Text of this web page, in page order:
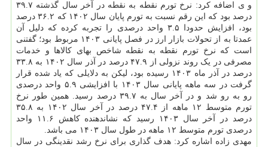
و ی اضافه کرد: نرخ تورم نقطه به نقطه در آخر سال گذشته ۳۹.۷
درصد بود که این رقم نسبت به تورم پایان سال ۱۴۰۲ که ۳۶.۲ درصد
بود، افزایش حدودا ۳.۵ واحد درصدی را تجربه کرده که دلیل آن
عمدتا به از تحولات بازار ارز در فصل پایانی ۱۴۰۳ مربوط بود؛ گفتنی
است که نرخ تورم نقطه به نقطه شاخص بهای کالاها و خدمات
مصرفی در یک روند نزولی از ۴۷.۹ درصد در آذر سال ۱۴۰۲ به ۳۳.۸
درصد در آذر ماه ۱۴۰۳ رسیده بود، لیکن به دلایلی که یاد شده قرار
گرفت در سه ماهه پایانی سال ۱۴۰۳ با افزایشی ۵.۹ واحد درصدی
رو به رو شد و در آخر سال به ۳۹.۷ درصد رسید. همین طور نرخ
تورم متوسط ۱۲ ماهه از ۴۷.۴ درصد در آخر سال ۱۴۰۲ به ۳۵.۸
درصد در آخر سال ۱۴۰۳ رسید که نشاندهنده کاهش ۱۱.۶ واحد
درصدی تورم متوسط ۱۲ ماهه در طول سال ۱۴۰۳ می باشد.
مهدی زاده اشاره کرد: هدف گذاری برای نرخ رشد نقدینگی در سال